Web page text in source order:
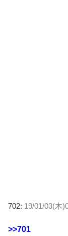
702: 19/01/03(木
>>701